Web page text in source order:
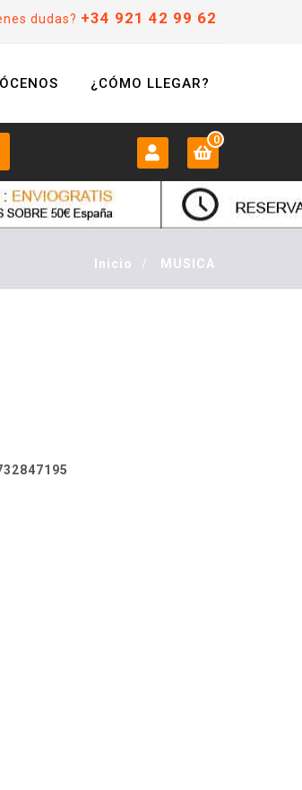
dudas? +34 921 42 99 62
¿CÓMO LLEGAR?
0
0 €
Inicio / MUSICA